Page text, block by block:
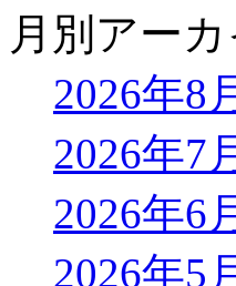
月別アー
2026年8
2026年7
2026年6
2026年5